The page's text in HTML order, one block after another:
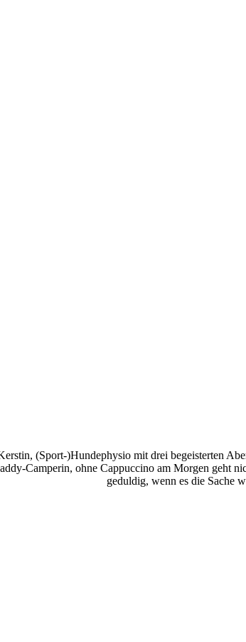
(Sport-)Hundephysio mit drei begeisterten
Camperin, ohne Cappuccino am Morgen geht
geduldig, wenn es die Sache